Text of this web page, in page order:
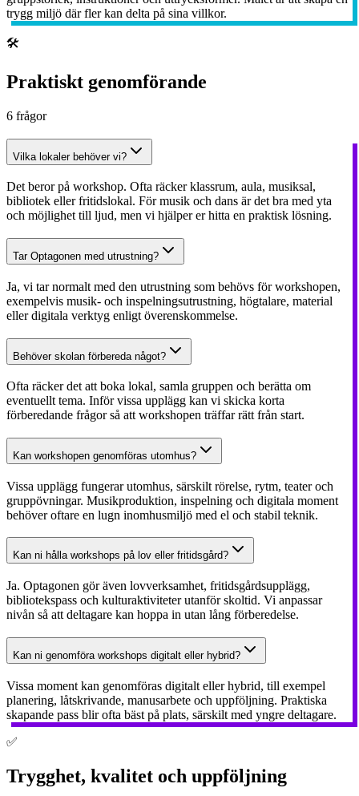
trygg miljö där fler kan delta på sina villkor.
🛠️
Praktiskt genomförande
6 frågor
Vilka lokaler behöver vi?
Det beror på workshop. Ofta räcker klassrum, aula, musiksal,
bibliotek eller fritidslokal. För musik och dans är det bra med yta
och möjlighet till ljud, men vi hjälper er hitta en praktisk lösning.
Tar Optagonen med utrustning?
Ja, vi tar normalt med den utrustning som behövs för workshopen,
exempelvis musik- och inspelningsutrustning, högtalare, material
eller digitala verktyg enligt överenskommelse.
Behöver skolan förbereda något?
Ofta räcker det att boka lokal, samla gruppen och berätta om
eventuellt tema. Inför vissa upplägg kan vi skicka korta
förberedande frågor så att workshopen träffar rätt från start.
Kan workshopen genomföras utomhus?
Vissa upplägg fungerar utomhus, särskilt rörelse, rytm, teater och
gruppövningar. Musikproduktion, inspelning och digitala moment
behöver oftare en lugn inomhusmiljö med el och stabil teknik.
Kan ni hålla workshops på lov eller fritidsgård?
Ja. Optagonen gör även lovverksamhet, fritidsgårdsupplägg,
bibliotekspass och kulturaktiviteter utanför skoltid. Vi anpassar
nivån så att deltagare kan hoppa in utan lång förberedelse.
Kan ni genomföra workshops digitalt eller hybrid?
Vissa moment kan genomföras digitalt eller hybrid, till exempel
planering, låtskrivande, manusarbete och uppföljning. Praktiska
skapande pass blir ofta bäst på plats, särskilt med yngre deltagare.
✅
Trygghet, kvalitet och uppföljning